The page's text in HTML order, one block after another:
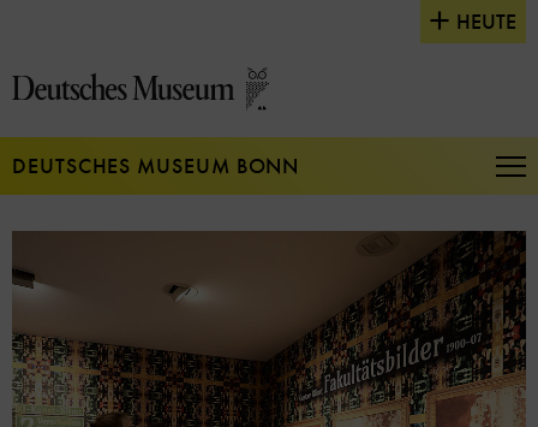
Seiteninhalt
springen
HEUTE
DEUTSCHES MUSEUM BONN